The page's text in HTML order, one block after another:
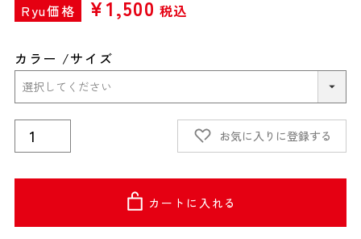
Ryu価格 ¥1,500 税込
カラー サイズ
お気に入りに登録する
カートに入れる